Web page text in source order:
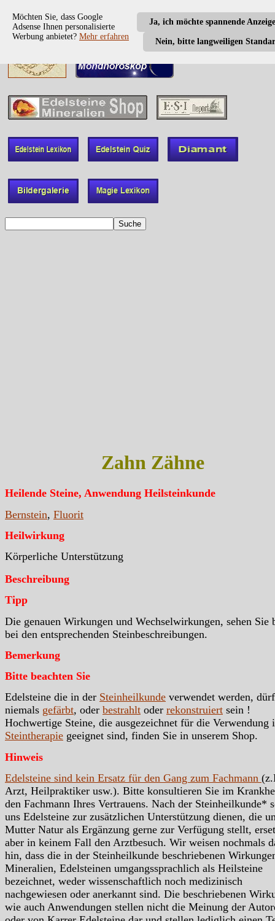
Ja, ich möchte spannende
Nein, bitte langweiligen
Möchten Sie, dass Google
Adsense Ihnen personalisierte
Werbung anbietet? Mehr erfahren
Zahn Zähne
Heilende Steine, Anwendung Heilsteinkunde
Bernstein, Fluorit
Heilwirkung
Körperliche Unterstützung
Beschreibung
Tipp
Die genauen Wirkungen und Wechselwirkungen, sehen Sie
bei den entsprechenden Steinbeschreibungen.
Bemerkung
Bitte beachten Sie
Edelsteine die in der Steinheilkunde verwendet werden,
niemals gefärbt, oder bestrahlt oder rekonstruiert sein !
Hochwertige Steine, die ausgezeichnet für die Verwendung
Steintherapie geeignet sind, finden Sie in unserem Shop.
Hinweis
Edelsteine sind kein Ersatz für den Gang zum Fachmann
Arzt, Heilpraktiker usw.). Bitte konsultieren Sie im
den Fachmann Ihres Vertrauens. Nach der Steinheilkunde*
uns Edelsteine zur zusätzlichen Unterstützung dienen, die
Mutter Natur als Ergänzung gerne zur Verfügung stellt,
aber in keinem Fall den Arztbesuch. Wir weisen nochmals
hin, dass die in der Steinheilkunde beschriebenen
Mineralien, Edelsteinen umgangssprachlich als Heilsteine
bezeichnet, weder wissenschaftlich noch medizinisch
nachgewiesen oder anerkannt sind. Die beschriebenen
wie auch Anwendungen stellen nicht die Meinung der